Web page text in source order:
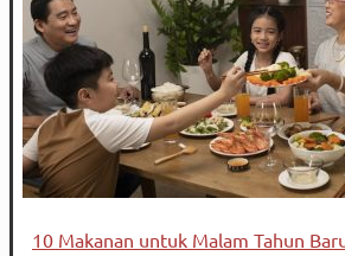
10 Makanan untuk Malam Tahun